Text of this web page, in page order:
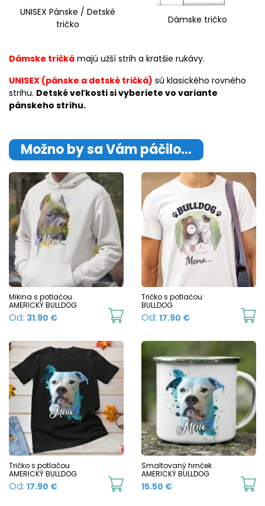
UNISEX Pánske / Detské
tričko
Dámske tričko
Dámske tričká majú užší strih a kratšie rukávy.
UNISEX (pánske a detské tričká) sú klasického rovného
strihu. Detské veľkosti si vyberiete vo variante
pánskeho strihu.
Možno by sa Vám páčilo…
Mikina s potlačou
AMERICKÝ BULLDOG
Od: 31.90 €
This
has
multiple
variants.
The
options
may
be
chosen
on
Tričko s potlačou
BULLDOG
Od: 17.90 €
Tričko s potlačou
AMERICKÝ BULLDOG
Od: 17.90 €
This
Smaltovaný hrnček
AMERICKÝ BULLDOG
15.50 €